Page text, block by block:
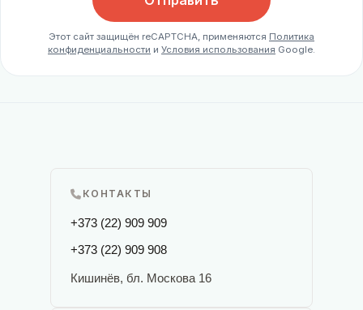
Этот сайт защищён reCAPTCHA, применяются Политика
конфиденциальности и Условия использования Google.
КОНТАКТЫ
+373 (22) 909 909
+373 (22) 909 908
Кишинёв, бл. Москова 16